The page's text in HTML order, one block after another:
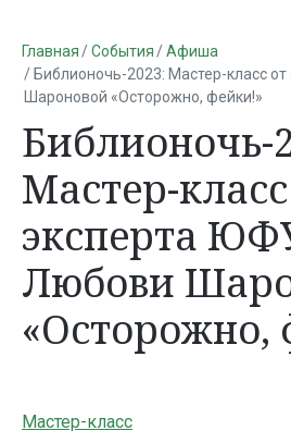
Главная События
Афиша
Библионочь-2023: Мастер-класс
Шароновой «Осторожно, фейки!»
Библионочь-
Мастер-
эксперта
Любови
«Осторожно,
Мастер-класс